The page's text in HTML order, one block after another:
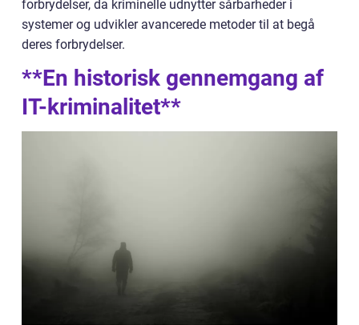
forbrydelser, da kriminelle udnytter sårbarheder i
systemer og udvikler avancerede metoder til at begå
deres forbrydelser.
**En historisk gennemgang af
IT-kriminalitet**